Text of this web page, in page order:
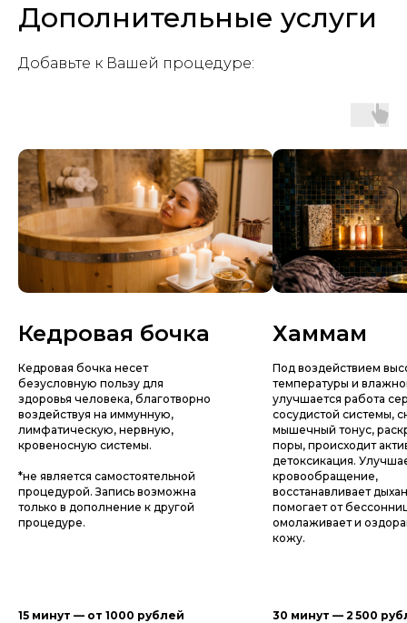
Дополнительные услуги
Добавьте к Вашей процедуре:
Кедровая бочка
Кедровая бочка несет
безусловную пользу для
здоровья человека, благотворно
воздействуя на иммунную,
лимфатическую, нервную,
кровеносную системы.
*не является самостоятельной
процедурой. Запись возможна
только в дополнение к другой
процедуре.
15 минут — от 1000 рублей
Хаммам
Под воздействием
температуры и
улучшается работа
сосудистой системы,
мышечный тонус,
поры, происходит
детоксикация.
кровообращение,
восстанавливает
помогает от
омолаживает и
кожу.
30 минут — 2 500